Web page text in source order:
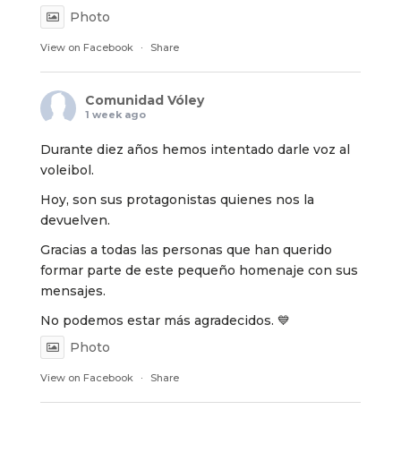
Photo
View on Facebook · Share
Comunidad Vóley
1 week ago
Durante diez años hemos intentado darle voz al
voleibol.
Hoy, son sus protagonistas quienes nos la
devuelven.
Gracias a todas las personas que han querido
formar parte de este pequeño homenaje con sus
mensajes.
No podemos estar más agradecidos. 💙
Photo
View on Facebook · Share